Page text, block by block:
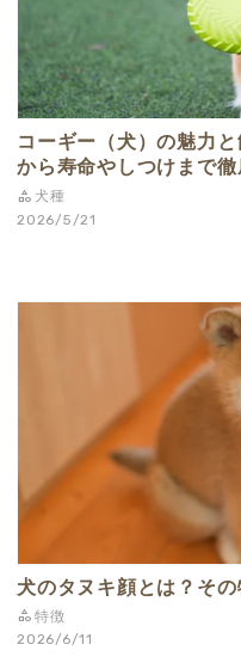
コーギー（犬）の魅力
から寿命やしつけまで
犬種
2026/5/21
犬のタヌキ顔とは？そ
特徴
2026/6/11